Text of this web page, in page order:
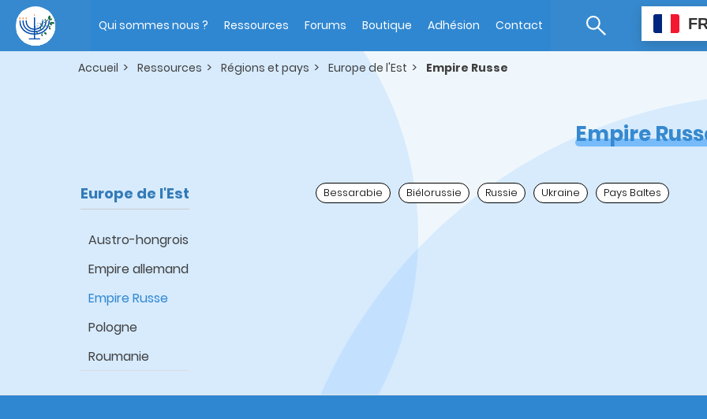
contenu
principal
navigation
Qui sommes nous ? Ressources Forums Boutique Adhésion Contact
Accueil Ressources Régions et pays Europe de l'Est Empire Russe
Europe de l'Est
Austro-hongrois
Empire allemand
Empire Russe
Pologne
Roumanie
Empire
Bessarabie Biélorussie Russie Ukraine Pays Baltes